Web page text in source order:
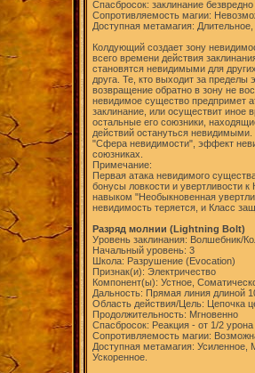
Спасбросок: заклинание безвредно
Сопротивляемость магии:
Доступная метамагия:
Колдующий создает зону
всего времени действия
становятся невидимыми для
друга. Те, кто выходит за
возвращение обратно в зону не
невидимое существо предпримет
заклинание, или осуществит иное
остальные его союзники,
действий остануться
"Сфера невидимости", эффект
союзниках.
Примечание:
Первая атака невидимого
бонусы ловкости и увертливости
навыком "Необыкновенная
невидимость теряется, и Класс
Разряд молнии (Lightning Bolt)
Уровень заклинания: Волшебник/
Начальный уровень: 3
Школа: Разрушение (Evocation)
Признак(и): Электричество
Компонент(ы): Устное,
Дальность: Прямая линия длиной
Область действия/Цель: Цепочка
Продолжительность: Мгновенно
Спасбросок: Реакция - от 1/2 урона
Сопротивляемость магии:
Доступная метамагия:
Ускоренное.